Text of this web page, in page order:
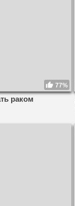
77%
раком